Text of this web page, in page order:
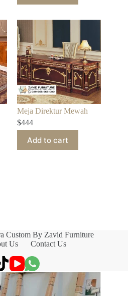
Meja Direktur Mewah
$444
Add to cart
Custom By Zavid Furniture
Us Contact Us